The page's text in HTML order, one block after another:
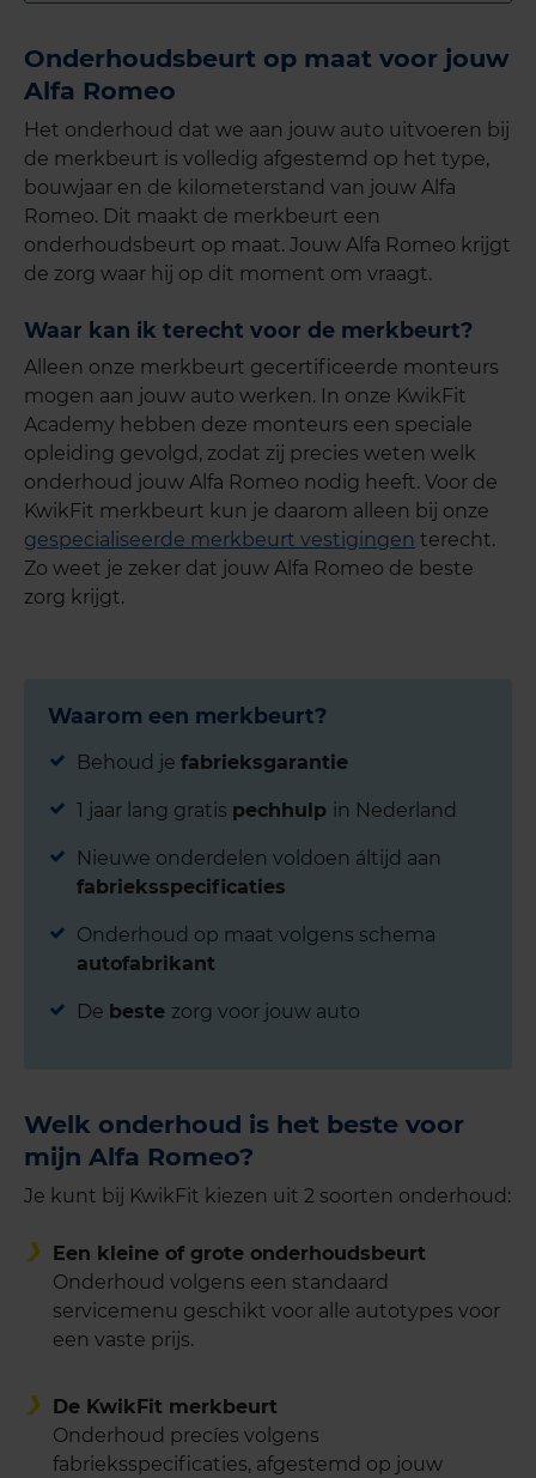
Onderhoudsbeurt op maat voor jouw
Alfa Romeo
Het onderhoud dat we aan jouw auto uitvoeren bij
de merkbeurt is volledig afgestemd op het type,
bouwjaar en de kilometerstand van jouw Alfa
Romeo. Dit maakt de merkbeurt een
onderhoudsbeurt op maat. Jouw Alfa Romeo krijgt
de zorg waar hij op dit moment om vraagt.
Waar kan ik terecht voor de merkbeurt?
Alleen onze merkbeurt gecertificeerde monteurs
mogen aan jouw auto werken. In onze KwikFit
Academy hebben deze monteurs een speciale
opleiding gevolgd, zodat zij precies weten welk
onderhoud jouw Alfa Romeo nodig heeft. Voor de
KwikFit merkbeurt kun je daarom alleen bij onze
gespecialiseerde merkbeurt vestigingen terecht.
Zo weet je zeker dat jouw Alfa Romeo de beste
zorg krijgt.
Waarom een merkbeurt?
Behoud je fabrieksgarantie
1 jaar lang gratis pechhulp in Nederland
Nieuwe onderdelen voldoen áltijd aan
fabrieksspecificaties
Onderhoud op maat volgens schema
autofabrikant
De beste zorg voor jouw auto
Welk onderhoud is het beste voor
mijn Alfa Romeo?
Je kunt bij KwikFit kiezen uit 2 soorten onderhoud:
Een kleine of grote onderhoudsbeurt
Onderhoud volgens een standaard
servicemenu geschikt voor alle autotypes voor
een vaste prijs.
De KwikFit merkbeurt
Onderhoud precíes volgens
fabrieksspecificaties, afgestemd op jouw